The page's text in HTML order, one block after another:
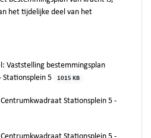
het tijdelijke deel van het
Vaststelling bestemmingsplan
5
1015 KB
Centrumkwadraat Stationsplein 5 -